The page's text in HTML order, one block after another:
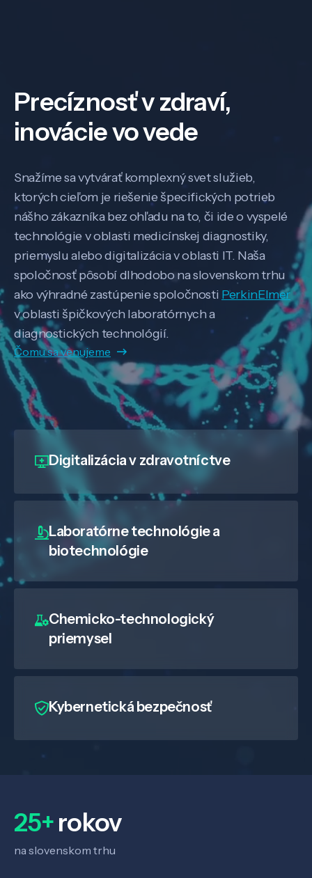
Precíznosť v zdraví,
inovácie vo vede
Snažíme sa vytvárať komplexný svet služieb,
ktorých cieľom je riešenie špecifických potrieb
nášho zákazníka bez ohľadu na to, či ide o vyspelé
technológie v oblasti medicínskej diagnostiky,
priemyslu alebo digitalizácia v oblasti IT. Naša
spoločnosť pôsobí dlhodobo na slovenskom trhu
ako výhradné zastúpenie spoločnosti PerkinElmer
v oblasti špičkových laboratórnych a
diagnostických technológií.
Čomu sa venujeme
Digitalizáciav zdravotníctve
Laboratórne technológie a
biotechnológie
Chemicko-technologický
priemysel
Kybernetická bezpečnosť
25+rokov
na slovenskom trhu